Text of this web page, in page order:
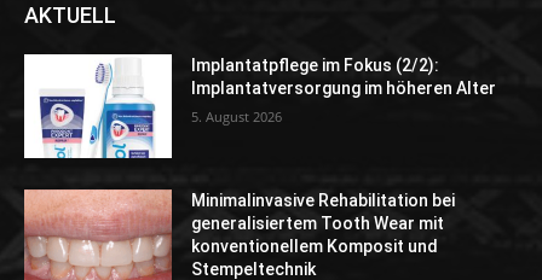
AKTUELL
Implantatpflege im Fokus (2/2):
Implantatversorgung im höheren Alter
5. August 2026
Minimalinvasive Rehabilitation bei
generalisiertem Tooth Wear mit
konventionellem Komposit und
Stempeltechnik